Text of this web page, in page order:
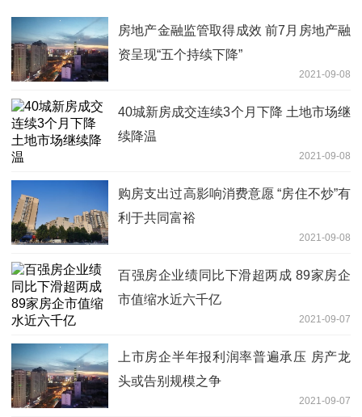
房地产金融监管取得成效 前7月房地产融
资呈现“五个持续下降”
2021-09-08
40城新房成交连续3个月下降 土地市场继
续降温
2021-09-08
购房支出过高影响消费意愿 “房住不炒”有
利于共同富裕
2021-09-08
百强房企业绩同比下滑超两成 89家房企
市值缩水近六千亿
2021-09-07
上市房企半年报利润率普遍承压 房产龙
头或告别规模之争
2021-09-07